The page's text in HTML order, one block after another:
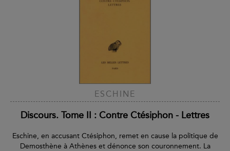
ESCHINE
Discours. Tome II : Contre Ctésiphon - Lettres
Eschine, en accusant Ctésiphon, remet en cause la politique de
Demosthène à Athènes et dénonce son couronnement. La